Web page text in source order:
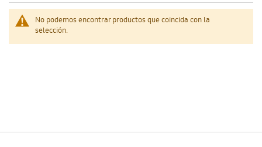
No podemos encontrar productos que coincida con la
selección.